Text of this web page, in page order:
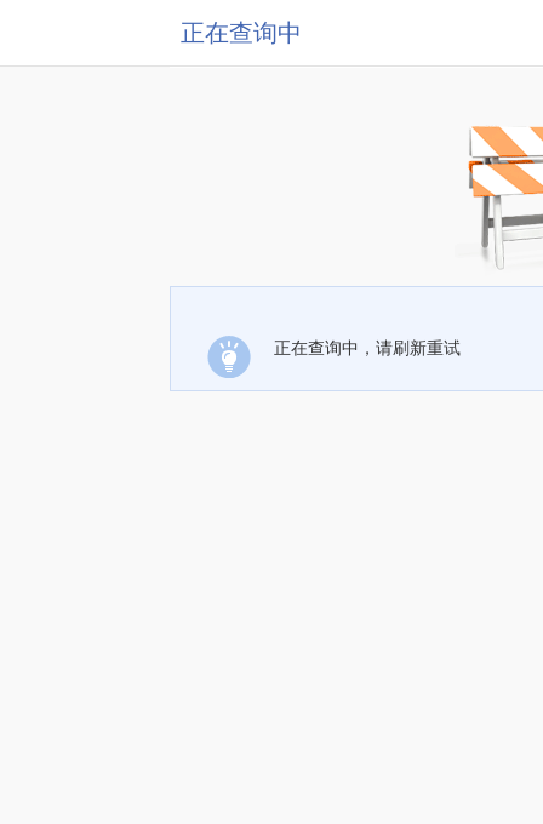
正在查询中
正在查询中，请刷新重试